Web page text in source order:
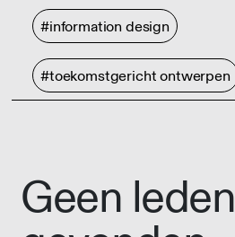
#information design
#toekomstgericht ontwerpen
Geen leden